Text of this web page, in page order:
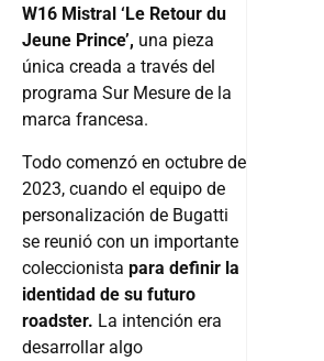
W16 Mistral ‘Le Retour du
Jeune Prince’, una pieza
única creada a través del
programa Sur Mesure de la
marca francesa.
Todo comenzó en octubre de
2023, cuando el equipo de
personalización de Bugatti
se reunió con un importante
coleccionista para definir la
identidad de su futuro
roadster. La intención era
desarrollar algo